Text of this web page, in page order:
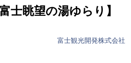
士眺望の湯ゆらり】
富士観光開発株式会社